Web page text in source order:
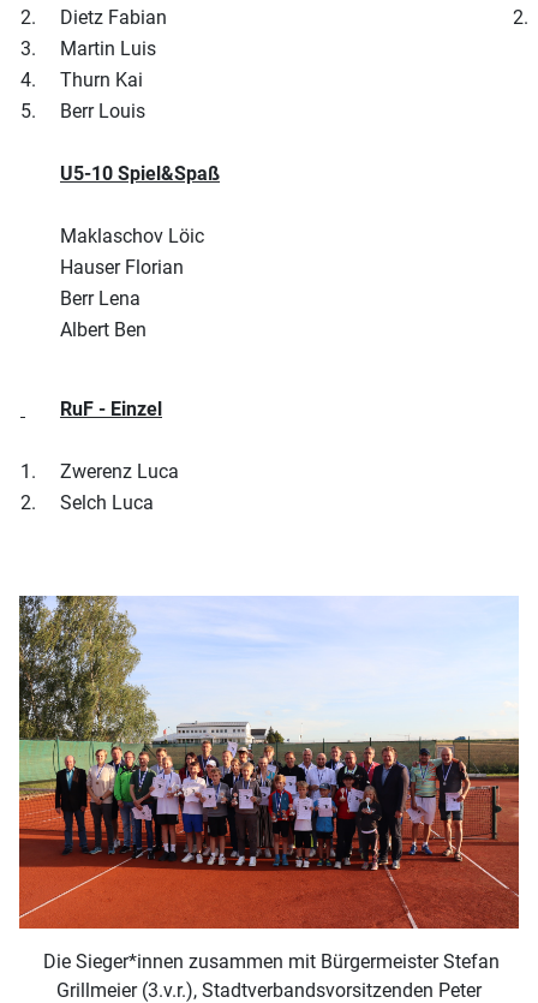
2.
Dietz Fabian
2.
3.
Martin Luis
4.
Thurn Kai
5.
Berr Louis
U5-10 Spiel&Spaß
Maklaschov Löic
Hauser Florian
Berr Lena
Albert Ben
RuF - Einzel
1.
Zwerenz Luca
2.
Selch Luca
Die Sieger*innen zusammen mit Bürgermeister Stefan
Grillmeier (3.v.r.), Stadtverbandsvorsitzenden Peter